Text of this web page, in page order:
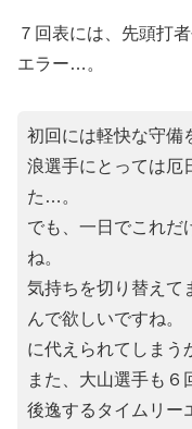
７回表には、先頭打
エラー…。
初回には軽快な守備
浪選手にとっては厄
た…。
でも、一日でこれだ
ね。
気持ちを切り替えて
んで欲しいですね。
に代えられてしまう
また、大山選手も６
後逸するタイムリー